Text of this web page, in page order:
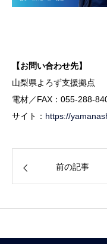
【お問い合わせ先】
山梨県よろず支援拠点
電材／FAX：055-288-
サイト： https://
前の記事